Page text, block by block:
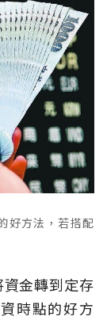
好方法，若搭配
金轉到定存
時點的好方